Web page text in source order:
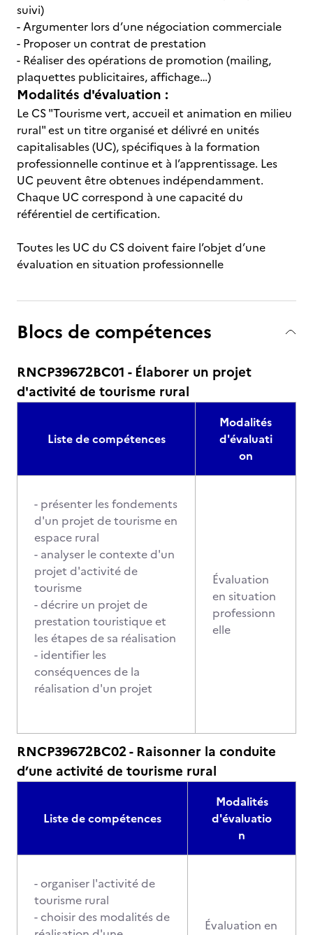
suivi)
- Argumenter lors d’une négociation commerciale
- Proposer un contrat de prestation
- Réaliser des opérations de promotion (mailing,
plaquettes publicitaires, affichage…)
Modalités d'évaluation :
Le CS "Tourisme vert, accueil et animation en milieu
rural" est un titre organisé et délivré en unités
capitalisables (UC), spécifiques à la formation
professionnelle continue et à l’apprentissage. Les
UC peuvent être obtenues indépendamment.
Chaque UC correspond à une capacité du
référentiel de certification.
Toutes les UC du CS doivent faire l’objet d’une
évaluation en situation professionnelle
Blocs de compétences
RNCP39672BC01 - Élaborer un projet
d'activité de tourisme rural
Liste de compétences
Modalités
d'évaluati
on
- présenter les fondements
d'un projet de tourisme en
espace rural
- analyser le contexte d'un
projet d'activité de
tourisme
- décrire un projet de
prestation touristique et
les étapes de sa réalisation
- identifier les
conséquences de la
réalisation d'un projet
Évaluation
en situation
professionn
elle
RNCP39672BC02 - Raisonner la conduite
d’une activité de tourisme rural
Liste de compétences
Modalités
d'évaluatio
n
- organiser l'activité de
tourisme rural
- choisir des modalités de
Évaluation en